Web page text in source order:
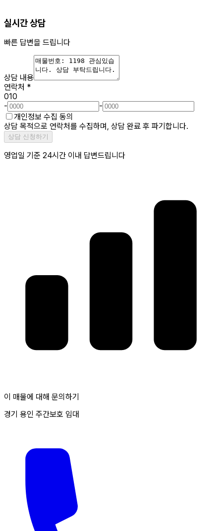
실시간 상담
빠른 답변을 드립니다
상담 내용
연락처 *
010
-
-
개인정보 수집 동의
상담 목적으로 연락처를 수집하며, 상담 완료 후 파기합니다.
상담 신청하기
영업일 기준 24시간 이내 답변드립니다
이 매물에 대해 문의하기
경기 용인 주간보호 임대